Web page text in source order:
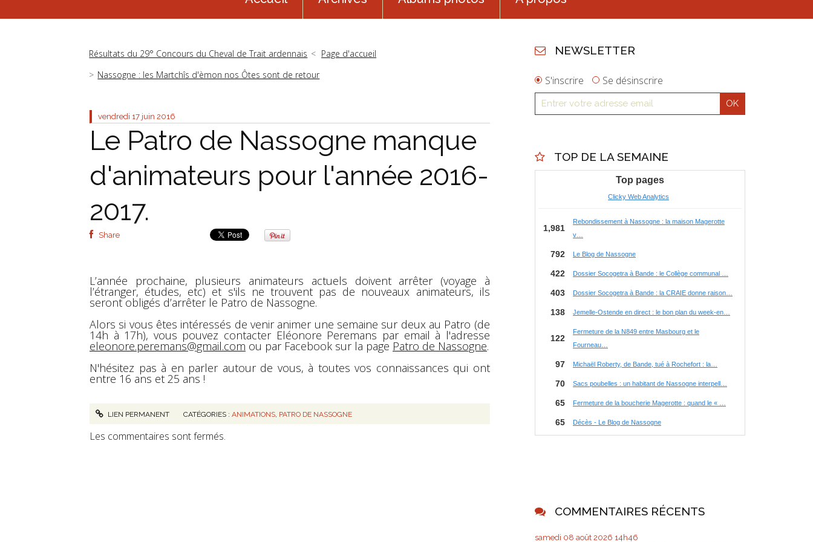
Résultats du 29° Concours du Cheval de Trait ardennais
Page d'accueil
Nassogne : les Martchîs d'èmon nos Ôtes sont de retour
vendredi 17 juin 2016
Le Patro de Nassogne manque
d'animateurs pour l'année 2016-
2017.
Share
L’année prochaine, plusieurs animateurs actuels doivent arrêter (voyage à
l’étranger, études, etc) et s'ils ne trouvent pas de nouveaux animateurs, ils
seront obligés d’arrêter le Patro de Nassogne.
Alors si vous êtes intéressés de venir animer une semaine sur deux au Patro (de
14h à 17h), vous pouvez contacter Eléonore Peremans par email à l'adresse
eleonore.peremans@gmail.com ou par Facebook sur la page Patro de Nassogne.
N'hésitez pas à en parler autour de vous, à toutes vos connaissances qui ont
entre 16 ans et 25 ans !
LIEN PERMANENT CATÉGORIES :ANIMATIONS, PATRO DE NASSOGNE
Les commentaires sont fermés.
NEWSLETTER
S'inscrire Se désinscrire
TOP DE LA SEMAINE
COMMENTAIRES RÉCENTS
samedi 08 août 2026 14h46